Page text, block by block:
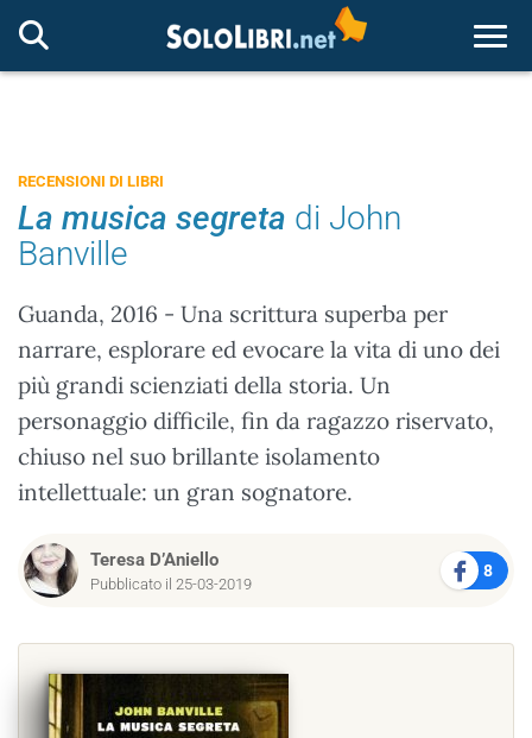
RECENSIONI DI LIBRI
La musica segreta di John
Banville
Guanda, 2016 - Una scrittura superba per
narrare, esplorare ed evocare la vita di uno dei
più grandi scienziati della storia. Un
personaggio difficile, fin da ragazzo riservato,
chiuso nel suo brillante isolamento
intellettuale: un gran sognatore.
Teresa D’Aniello
Pubblicato il 25-03-2019
8